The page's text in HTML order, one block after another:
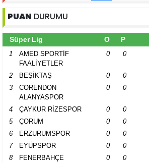
PUAN DURUMU
Süper Lig O P
1
AMED SPORTİF
FAALİYETLER
0 0
2 BEŞİKTAŞ 0
0
3
CORENDON
ALANYASPOR
0 0
4 ÇAYKUR RİZESPOR 0
0
5
ÇORUM 0
0
6
ERZURUMSPOR 0
0
7
EYÜPSPOR 0
0
8
FENERBAHÇE 0
0